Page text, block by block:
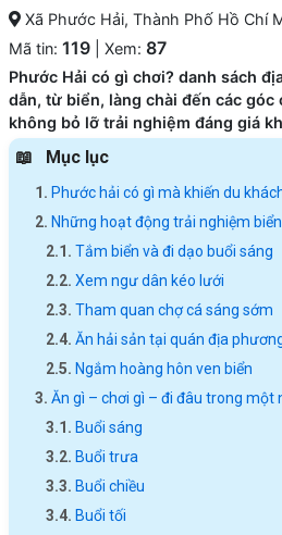
Xã Phước Hải, Thành Phố Hồ Chí
Mã tin: 119 | Xem: 87
Phước Hải có gì chơi? danh sách
dẫn, từ biển, làng chài đến các
không bỏ lỡ trải nghiệm đáng giá
Mục lục
Phước hải có gì mà khiến du
Những hoạt động trải nghiệm
Tắm biển và đi dạo buổi sáng
Xem ngư dân kéo lưới
Tham quan chợ cá sáng sớm
Ăn hải sản tại quán địa
Ngắm hoàng hôn ven biển
Ăn gì – chơi gì – đi đâu trong một
Buổi sáng
Buổi trưa
Buổi chiều
Buổi tối